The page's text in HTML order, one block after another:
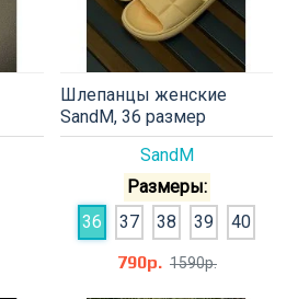
SandM
Шлепанцы женские
SandM, 36 размер
Размеры:
36
37 38 39
40
790р. 1590р.